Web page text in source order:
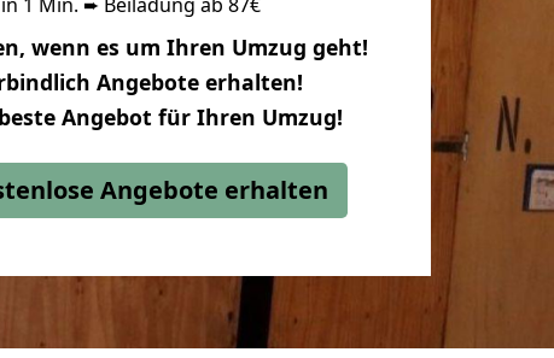
wenn es um Ihren Umzug geht!
Angebote erhalten!
Angebot für Ihren Umzug!
Angebote erhalten